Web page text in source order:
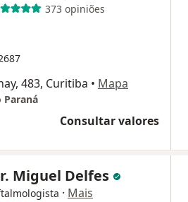
373 opiniões
483, Curitiba • Mapa
Paraná
Consultar valores
Miguel Delfes
· Mais